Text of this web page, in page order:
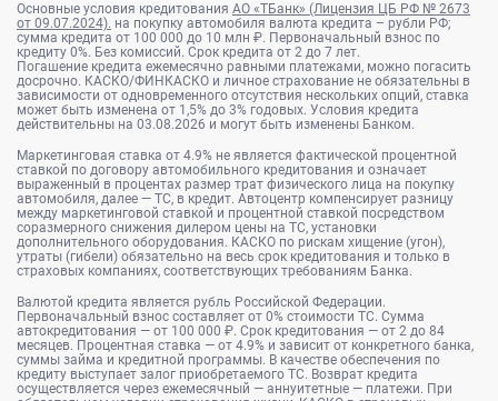
Основные условия кредитования АО «ТБанк» (Лицензия ЦБ РФ № 2673
от 09.07.2024). на покупку автомобиля валюта кредита – рубли РФ;
сумма кредита от 100 000 до 10 млн ₽. Первоначальный взнос по
кредиту 0%. Без комиссий. Срок кредита от 2 до 7 лет.
Погашение кредита ежемесячно равными платежами, можно погасить
досрочно. КАСКО/ФИНКАСКО и личное страхование не обязательны в
зависимости от одновременного отсутствия нескольких опций, ставка
может быть изменена от 1,5% до 3% годовых. Условия кредита
действительны на 03.08.2026 и могут быть изменены Банком.
Маркетинговая ставка от 4.9% не является фактической процентной
ставкой по договору автомобильного кредитования и означает
выраженный в процентах размер трат физического лица на покупку
автомобиля, далее — ТС, в кредит. Автоцентр компенсирует разницу
между маркетинговой ставкой и процентной ставкой посредством
соразмерного снижения дилером цены на ТС, установки
дополнительного оборудования. КАСКО по рискам хищение (угон),
утраты (гибели) обязательно на весь срок кредитования и только в
страховых компаниях, соответствующих требованиям Банка.
Валютой кредита является рубль Российской Федерации.
Первоначальный взнос составляет от 0% стоимости ТС. Сумма
автокредитования — от 100 000 ₽. Срок кредитования — от 2 до 84
месяцев. Процентная ставка — от 4.9% и зависит от конкретного банка,
суммы займа и кредитной программы. В качестве обеспечения по
кредиту выступает залог приобретаемого ТС. Возврат кредита
осуществляется через ежемесячный — аннуитетные — платежи. При